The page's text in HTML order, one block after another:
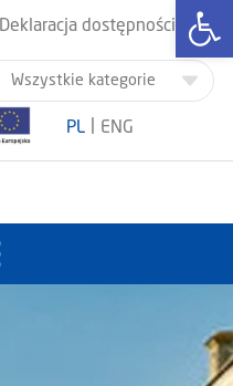
Deklaracja dostępności
PL ENG